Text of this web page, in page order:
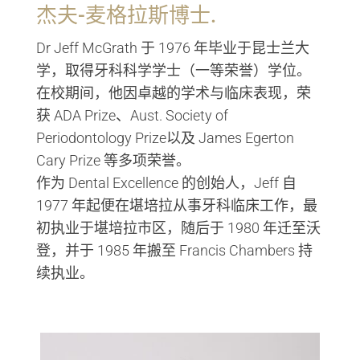
杰夫-麦格拉斯博士.
Dr Jeff McGrath 于 1976 年毕业于昆士兰大
学，取得牙科科学学士（一等荣誉）学位。
在校期间，他因卓越的学术与临床表现，荣
获 ADA Prize、Aust. Society of
Periodontology Prize以及 James Egerton
Cary Prize 等多项荣誉。
作为 Dental Excellence 的创始人，Jeff 自
1977 年起便在堪培拉从事牙科临床工作，最
初执业于堪培拉市区，随后于 1980 年迁至沃
登，并于 1985 年搬至 Francis Chambers 持
续执业。